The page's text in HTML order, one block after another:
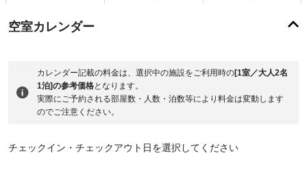
空室カレンダー
カレンダー記載の料金は、選択中の施設をご利用時の[1室／大人2名
1泊]の参考価格となります。
実際にご予約される部屋数・人数・泊数等により料金は変動します
のでご注意ください。
チェックイン・チェックアウト日を選択してください